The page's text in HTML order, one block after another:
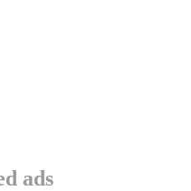
ads